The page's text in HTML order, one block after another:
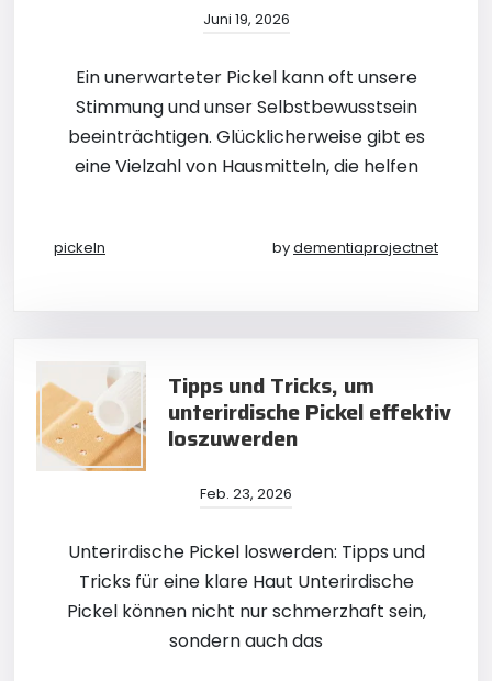
Juni 19, 2026
Ein unerwarteter Pickel kann oft unsere
Stimmung und unser Selbstbewusstsein
beeinträchtigen. Glücklicherweise gibt es
eine Vielzahl von Hausmitteln, die helfen
pickeln bydementiaprojectnet
Tipps und Tricks, um
unterirdische Pickel effektiv
loszuwerden
Feb. 23, 2026
Unterirdische Pickel loswerden: Tipps und
Tricks für eine klare Haut Unterirdische
Pickel können nicht nur schmerzhaft sein,
sondern auch das